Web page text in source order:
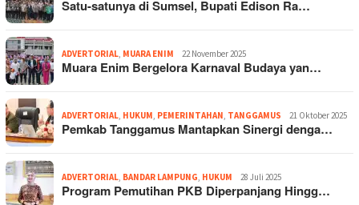
Satu-satunya di Sumsel, Bupati Edison Ra…
ADVERTORIAL MUARA ENIM 22 November 2025
Muara Enim Bergelora Karnaval Budaya yan…
ADVERTORIAL HUKUM PEMERINTAHAN TANGGAMUS 21 Oktober 2025
Pemkab Tanggamus Mantapkan Sinergi denga…
ADVERTORIAL BANDAR LAMPUNG HUKUM 28 Juli 2025
Program Pemutihan PKB Diperpanjang Hingg…